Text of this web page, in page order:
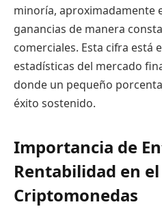
minoría, aproximadamente
ganancias de manera
comerciales. Esta cifra está
estadísticas del mercado
donde un pequeño
éxito sostenido.
Importancia de
Rentabilidad en
Criptomonedas